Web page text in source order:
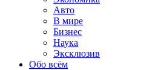
Авто
В мире
Бизнес
Наука
Эксклюзив
Обо всём